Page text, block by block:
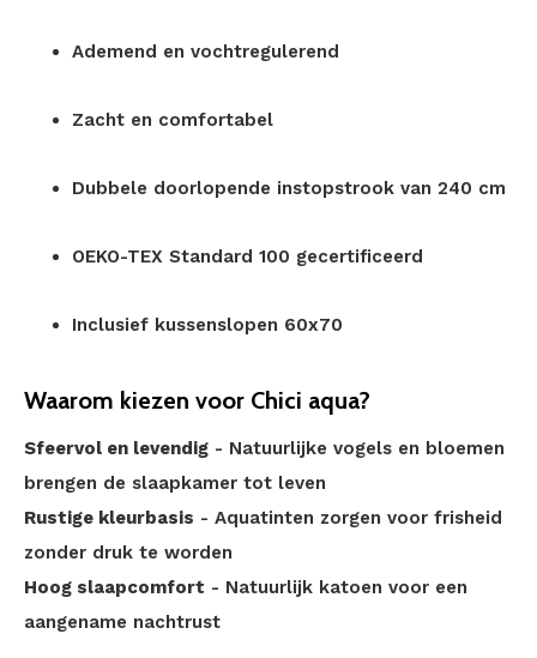
Ademend en vochtregulerend
Zacht en comfortabel
Dubbele doorlopende instopstrook van 240 cm
OEKO-TEX Standard 100 gecertificeerd
Inclusief kussenslopen 60x70
Waarom kiezen voor Chici aqua?
Sfeervol en levendig - Natuurlijke vogels en bloemen
brengen de slaapkamer tot leven
Rustige kleurbasis - Aquatinten zorgen voor frisheid
zonder druk te worden
Hoog slaapcomfort - Natuurlijk katoen voor een
aangename nachtrust